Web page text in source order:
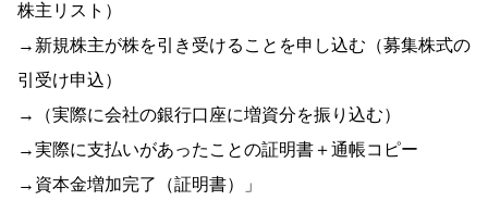
株主リスト）
→新規株主が株を引き受けることを申し込む（募集株式の
引受け申込）
→（実際に会社の銀行口座に増資分を振り込む）
→実際に支払いがあったことの証明書＋通帳コピー
→資本金増加完了（証明書）」